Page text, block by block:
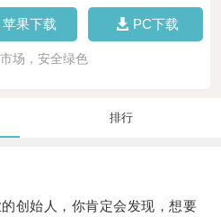
苹果下载 PC下载
场，安全绿色
排行
始人，你肯定会发现，想要